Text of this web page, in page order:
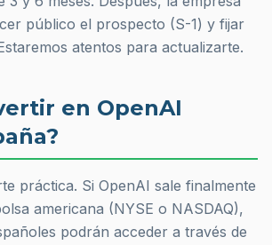
público el prospecto (S-1) y fijar
atentos para actualizarte.
en OpenAI
práctica. Si OpenAI sale finalmente
americana (NYSE o NASDAQ),
podrán acceder a través de